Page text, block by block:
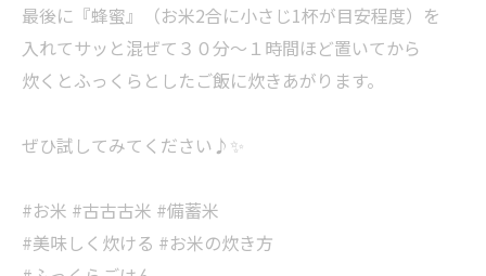
最後に『蜂蜜』（お米2合に小さじ1杯が目安程度）を
入れてサッと混ぜて３０分～１時間ほど置いてから
炊くとふっくらとしたご飯に炊きあがります。
ぜひ試してみてください♪✨
#お米 #古古古米 #備蓄米
#美味しく炊ける #お米の炊き方